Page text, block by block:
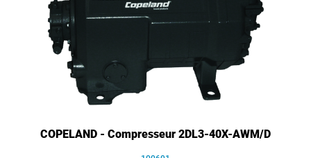
COPELAND - Compresseur 2DL3-40X-AWM/D